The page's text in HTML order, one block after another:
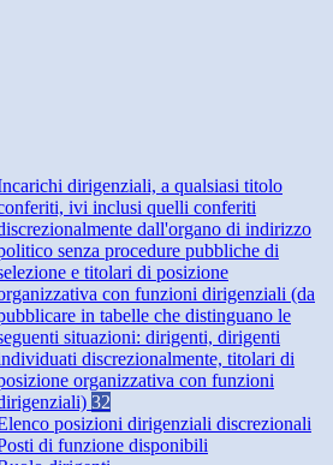
dirigenziali, a qualsiasi titolo
ivi inclusi quelli conferiti
dall'organo di indirizzo
senza procedure pubbliche di
e titolari di posizione
con funzioni dirigenziali (da
in tabelle che distinguano le
situazioni: dirigenti, dirigenti
discrezionalmente, titolari di
organizzativa con funzioni
32
posizioni dirigenziali discrezionali
di funzione disponibili